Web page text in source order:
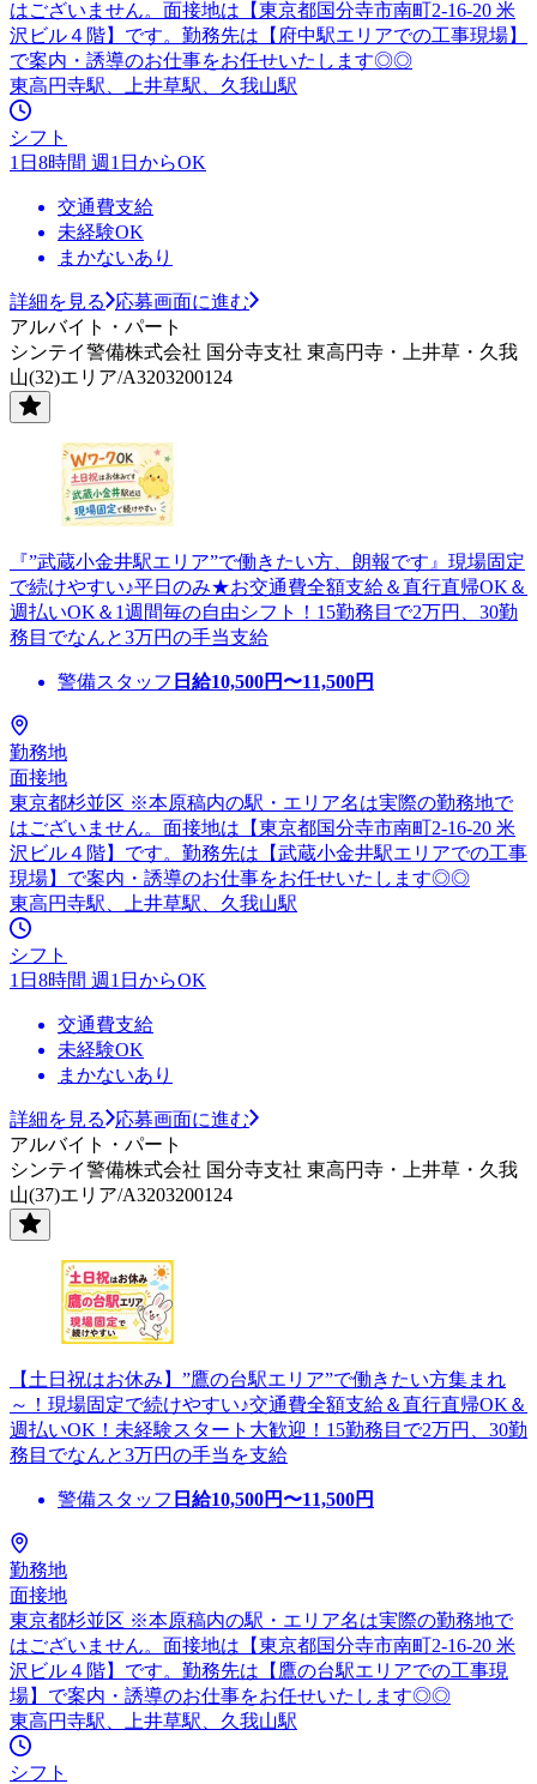
はございません。面接地は【東京都国分寺市南町2-16-20 米
沢ビル４階】です。勤務先は【府中駅エリアでの工事現場】
で案内・誘導のお仕事をお任せいたします◎◎
東高円寺駅、上井草駅、久我山駅
シフト
1日8時間 週1日からOK
交通費支給
未経験OK
まかないあり
詳細を見る
応募画面に進む
アルバイト・パート
シンテイ警備株式会社 国分寺支社 東高円寺・上井草・久我
山(32)エリア/A3203200124
『”武蔵小金井駅エリア”で働きたい方、朗報です』現場固定
で続けやすい♪平日のみ★お交通費全額支給＆直行直帰OK＆
週払いOK＆1週間毎の自由シフト！15勤務目で2万円、30勤
務目でなんと3万円の手当支給
警備スタッフ 日給10,500円〜11,500円
勤務地
面接地
東京都杉並区 ※本原稿内の駅・エリア名は実際の勤務地で
はございません。面接地は【東京都国分寺市南町2-16-20 米
沢ビル４階】です。勤務先は【武蔵小金井駅エリアでの工事
現場】で案内・誘導のお仕事をお任せいたします◎◎
東高円寺駅、上井草駅、久我山駅
シフト
1日8時間 週1日からOK
交通費支給
未経験OK
まかないあり
詳細を見る
応募画面に進む
アルバイト・パート
シンテイ警備株式会社 国分寺支社 東高円寺・上井草・久我
山(37)エリア/A3203200124
【土日祝はお休み】”鷹の台駅エリア”で働きたい方集まれ
～！現場固定で続けやすい♪交通費全額支給＆直行直帰OK＆
週払いOK！未経験スタート大歓迎！15勤務目で2万円、30勤
務目でなんと3万円の手当を支給
警備スタッフ 日給10,500円〜11,500円
勤務地
面接地
東京都杉並区 ※本原稿内の駅・エリア名は実際の勤務地で
はございません。面接地は【東京都国分寺市南町2-16-20 米
沢ビル４階】です。勤務先は【鷹の台駅エリアでの工事現
場】で案内・誘導のお仕事をお任せいたします◎◎
東高円寺駅、上井草駅、久我山駅
シフト